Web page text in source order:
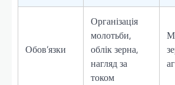
Обов’язки
Організація
молотьби,
облік зерна,
нагляд за
током